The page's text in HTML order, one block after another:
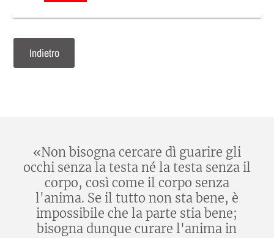
Indietro
«Non bisogna cercare dì guarire gli
occhi senza la testa né la testa senza il
corpo, così come il corpo senza
l'anima. Se il tutto non sta bene, è
impossibile che la parte stia bene;
bisogna dunque curare l'anima in